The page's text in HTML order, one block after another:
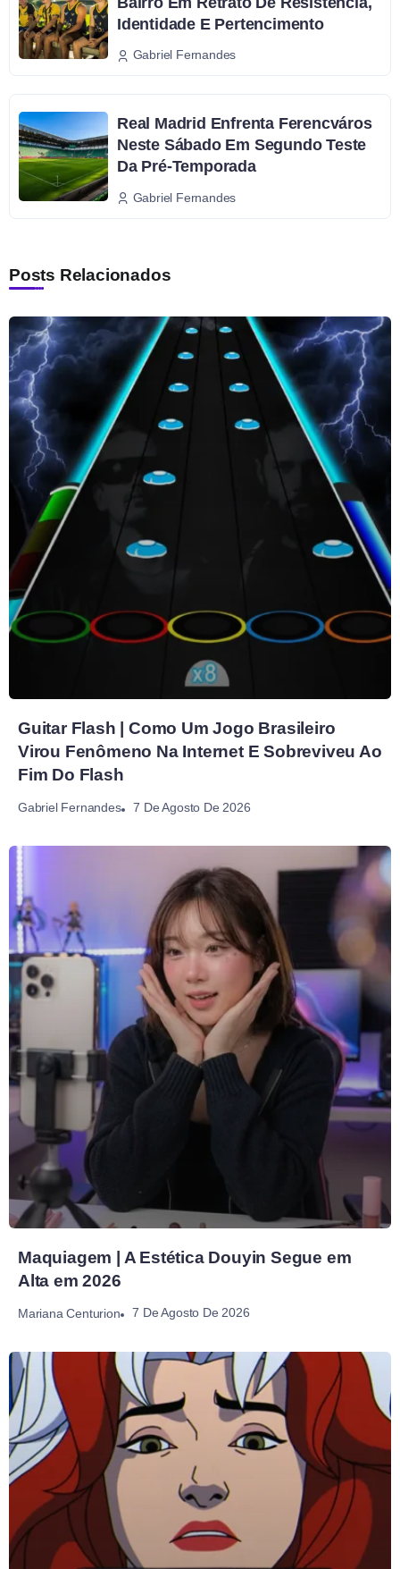
Identidade E Pertencimento
Gabriel Fernandes
Real Madrid Enfrenta Ferencváros
Neste Sábado Em Segundo Teste
Da Pré-Temporada
Gabriel Fernandes
Posts Relacionados
Guitar Flash | Como Um Jogo Brasileiro
Virou Fenômeno Na Internet E Sobreviveu Ao
Fim Do Flash
Gabriel Fernandes 7 De Agosto De 2026
Maquiagem | A Estética Douyin Segue em
Alta em 2026
Mariana Centurion 7 De Agosto De 2026